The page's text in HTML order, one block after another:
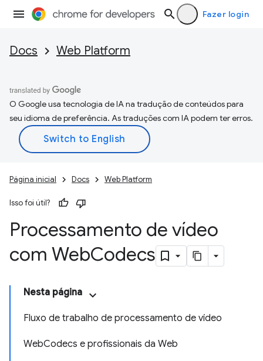
Fazer login
Docs Web Platform
O Google usa tecnologia de IA na tradução de conteúdos para
seu idioma de preferência. As traduções com IA podem ter erros.
Página inicial Docs Web Platform
Isso foi útil?
Processamento de vídeo
com WebCodecs
Nesta página
Fluxo de trabalho de processamento de vídeo
WebCodecs e profissionais da Web